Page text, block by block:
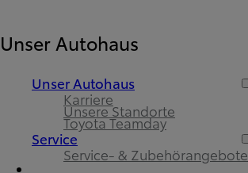
Unser Autohaus
Unser Autohaus
Karriere
Unsere Standorte
Toyota Teamday
Service
Service- & Zubehörangebote